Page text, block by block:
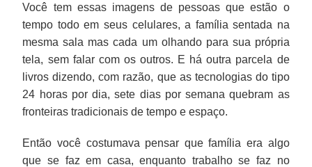
Você tem essas imagens de pessoas que estão o
tempo todo em seus celulares, a família sentada na
mesma sala mas cada um olhando para sua própria
tela, sem falar com os outros. E há outra parcela de
livros dizendo, com razão, que as tecnologias do tipo
24 horas por dia, sete dias por semana quebram as
fronteiras tradicionais de tempo e espaço.
Então você costumava pensar que família era algo
que se faz em casa, enquanto trabalho se faz no